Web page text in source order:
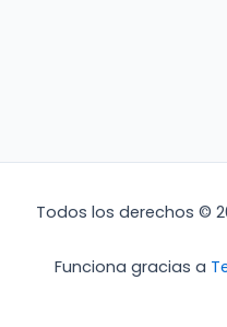
Todos los derechos ©
Funciona gracias a